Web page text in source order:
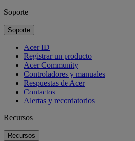
Soporte
Soporte
Acer ID
Registrar un producto
Acer Community
Controladores y manuales
Respuestas de Acer
Contactos
Alertas y recordatorios
Recursos
Recursos